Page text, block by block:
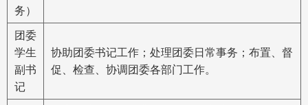
务）
团委
学生
副书
记
协助团委书记工作；处理团委日常事务；布置、督
促、检查、协调团委各部门工作。